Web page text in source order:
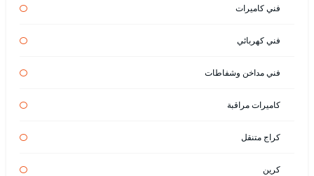
فني كاميرات
فني كهربائي
فني مداخن وشفاطات
كاميرات مراقبة
كراج متنقل
كرين